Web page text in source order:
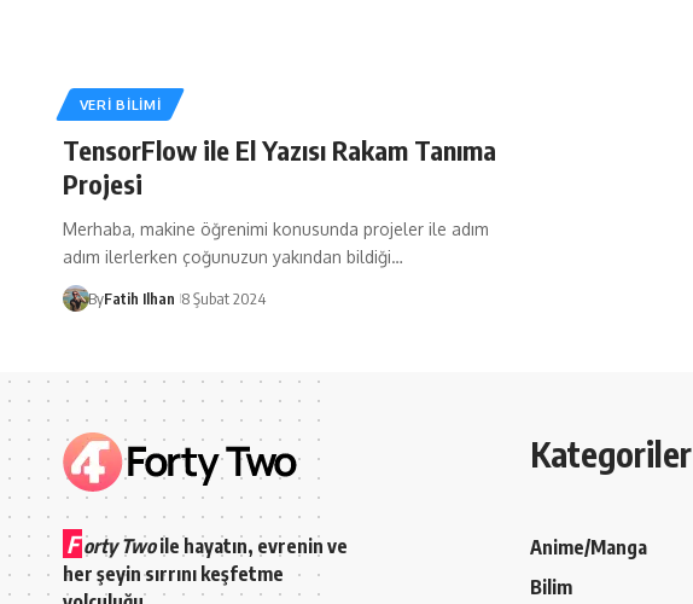
VERI BILIMI
TensorFlow ile El Yazısı Rakam Tanıma
Projesi
Merhaba, makine öğrenimi konusunda projeler ile adım
adım ilerlerken çoğunuzun yakından bildiği…
ByFatih Ilhan 8 Şubat 2024
F orty Twoile hayatın, evrenin ve
her şeyin sırrını keşfetme
Kategoriler
Anime/Manga
Bilim